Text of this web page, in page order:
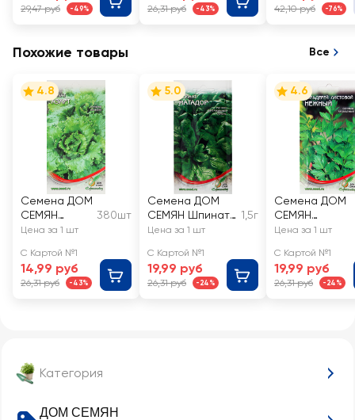
Категория
ДОМ СЕМЯН
29,47 руб -49% 26,31 руб -43% 42,10 руб -76%
Похожие товары Все
4.8
Семена ДОМ
СЕМЯН
Салат Азарт
380шт
Цена за 1 шт
С Картой №1
14,99 руб
26,31 руб -43%
5.0
Семена ДОМ
СЕМЯН Шпинат
Матадор
1,5г
Цена за 1 шт
С Картой №1
19,99 руб
26,31 руб -24%
4.6
Семена ДОМ
СЕМЯН
Сельдерей
Нежный
Цена за 1 шт
С Картой №1
19,99 руб
26,31 руб -24%